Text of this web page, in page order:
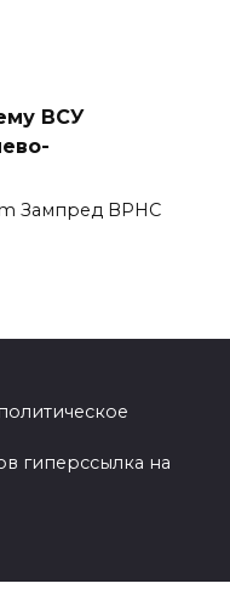
ВСУ
Зампред ВРНС
гиперссылка на